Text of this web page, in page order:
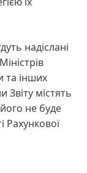
надіслані
та інших
Звіту містять
не буде
Рахункової